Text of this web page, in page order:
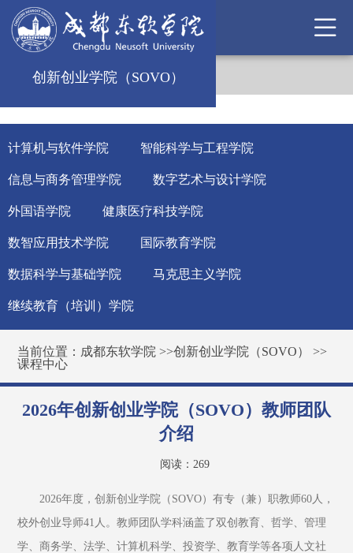
创新创业学院（SOVO）
计算机与软件学院 智能科学与工程学院
信息与商务管理学院 数字艺术与设计学院
外国语学院 健康医疗科技学院
数智应用技术学院 国际教育学院
数据科学与基础学院 马克思主义学院
继续教育（培训）学院
当前位置： 成都东软学院 >>创新创业学院（SOVO）
>>
课程中心
2026年创新创业学院（SOVO）教师团队
介绍
阅读： 269
2026年度，创新创业学院（SOVO）有专（兼）职教师60人，
校外创业导师41人。教师团队学科涵盖了双创教育、哲学、管理
学、商务学、法学、计算机科学、投资学、教育学等各项人文社